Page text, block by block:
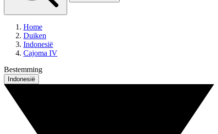
Home
Duiken
Indonesië
Cajoma IV
Bestemming
Indonesië